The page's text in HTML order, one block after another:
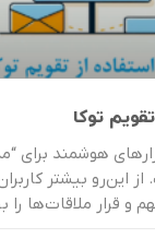
توکا
هوشمند برای
این‌رو بیشتر
و قرار ملاقات‌ها را